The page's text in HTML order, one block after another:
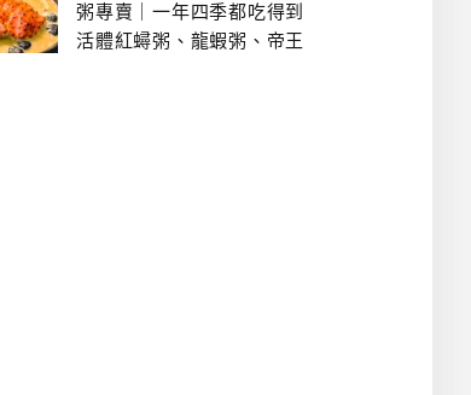
粥專賣｜一年四季都吃得到
活體紅蟳粥、龍蝦粥、帝王